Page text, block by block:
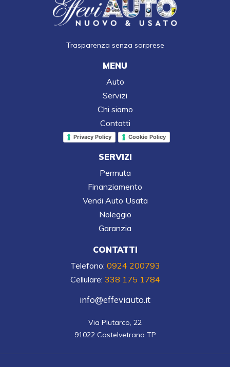
Trasparenza senza sorprese
MENU
Auto
Servizi
Chi siamo
Contatti
Privacy Policy Cookie Policy
SERVIZI
Permuta
Finanziamento
Vendi Auto Usata
Noleggio
Garanzia
CONTATTI
Telefono: 0924 200793
Cellulare: 338 175 1784
info@effeviauto.it
Via Plutarco, 22
91022 Castelvetrano TP